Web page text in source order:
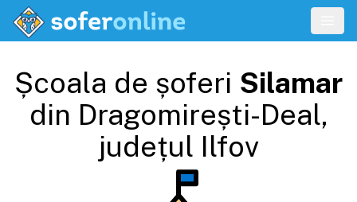
Școala de șoferi Silamar
din Dragomirești-Deal,
județul Ilfov